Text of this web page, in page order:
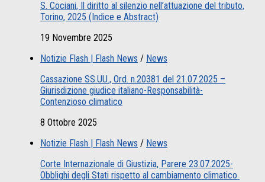
S. Cociani, Il diritto al silenzio nell’attuazione del tributo,
Torino, 2025 (Indice e Abstract)
19 Novembre 2025
Notizie Flash | Flash News / News
Cassazione SS.UU., Ord. n.20381 del 21.07.2025 –
Giurisdizione giudice italiano-Responsabilità-
Contenzioso climatico
8 Ottobre 2025
Notizie Flash | Flash News / News
Corte Internazionale di Giustizia, Parere 23.07.2025-
Obblighi degli Stati rispetto al cambiamento climatico